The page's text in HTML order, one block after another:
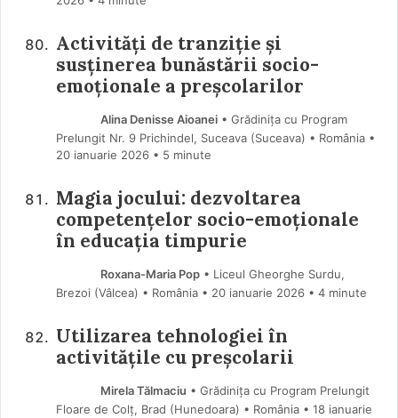
Activități de tranziție și
susținerea bunăstării socio-
emoționale a preșcolarilor
Alina Denisse Aioanei• Grădinița cu Program
Prelungit Nr. 9 Prichindel, Suceava (Suceava) • România
20 ianuarie 2026 • 5 minute
Magia jocului: dezvoltarea
competențelor socio-emoționale
în educația timpurie
Roxana-Maria Pop• Liceul Gheorghe Surdu,
Brezoi (Vâlcea) • România
20 ianuarie 2026 • 4 minute
Utilizarea tehnologiei în
activitățile cu preșcolarii
Mirela Tălmaciu • Grădinița cu Program Prelungit
Floare de Colț, Brad (Hunedoara) • România
18 ianuarie